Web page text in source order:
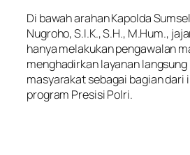
Di bawah arahan Kapolda
Nugroho, S.I.K., S.H., M.Hum.,
hanya melakukan pengawalan
menghadirkan layanan langsung
masyarakat sebagai bagian dari
program Presisi Polri.